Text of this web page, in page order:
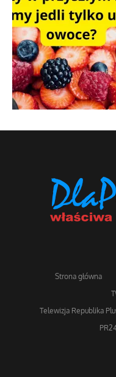
Strona główna
Telewizja Republika